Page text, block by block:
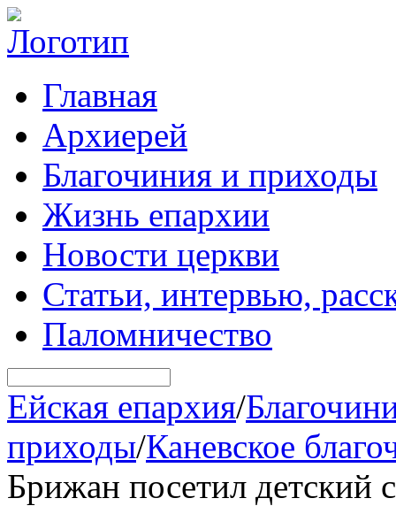
Главная
Архиерей
Благочиния и приходы
Жизнь епархии
Новости церкви
Статьи, интервью,
Паломничество
Ейская епархия/
приходы/Каневское
Брижан посетил детский